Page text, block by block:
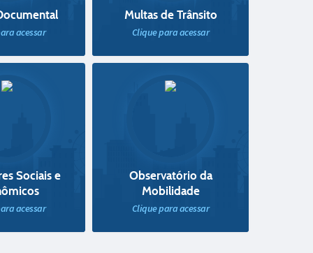
acessar
Multas de Trânsito
Clique para acessar
Sociais e
acessar
Observatório da
Mobilidade
Clique para acessar